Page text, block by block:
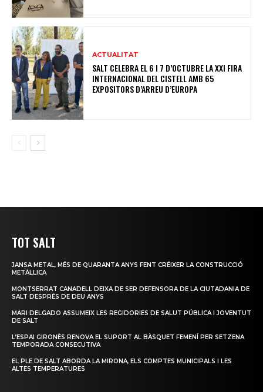
ACTUALITAT
SALT CELEBRA EL 6 I 7 D’OCTUBRE LA XXI FIRA
INTERNACIONAL DEL CISTELL AMB 65
EXPOSITORS D’ARREU D’EUROPA
TOT SALT
JANSA METAL, MÉS DE QUARANTA ANYS FENT CRÉIXER LA CONSTRUCCIÓ
METÀL·LICA
MONTSERRAT CANADELL DEIXA DE SER DEFENSORA DE LA CIUTADANIA DE
SALT DESPRÉS DE DEU ANYS
MARI DELGADO ASSUMEIX LES REGIDORIES DE SALUT PÚBLICA I JOVENTUT
DE SALT
L’ESPAI GIRONÈS RENOVA EL SUPORT AL BÀSQUET FEMENÍ PER SETZENA
TEMPORADA CONSECUTIVA
EL PLE DE SALT ABORDA LA MIRONA, ELS COMPTES MUNICIPALS I LES
ALTES TEMPERATURES